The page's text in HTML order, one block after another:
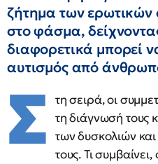
ζήτημα των
στο φάσμα,
διαφορετικά μπορεί
αυτισμός από
Σ τη σειρά, οι
τη διάγνωσή τους
των δυσκολιών
τους. Τι